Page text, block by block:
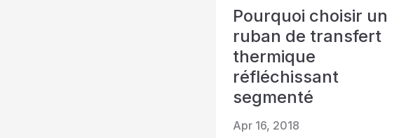
Pourquoi choisir un
ruban de transfert
thermique
réfléchissant
segmenté
Apr 16, 2018